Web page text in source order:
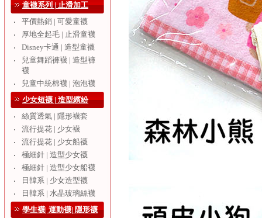
童襪系列 | 止滑加工
‧
平價熱銷 | 可愛童襪
‧
厚地全起毛 | 止滑童襪
‧
Disney卡通 | 造型童襪
‧
兒童舞蹈褲襪 | 造型褲
襪
‧
兒童中統棉襪 | 泡泡襪
少女短襪 | 造型繽紛
‧
絲質透氣 | 隱形襪套
‧
流行提花 | 少女襪
‧
流行提花 | 少女船襪
‧
極細針 | 造型少女襪
‧
極細針 | 造型少女船襪
‧
日韓系 | 少女造型襪
‧
日韓系 | 水晶玻璃絲襪
學生襪| 運動襪| 隱形襪